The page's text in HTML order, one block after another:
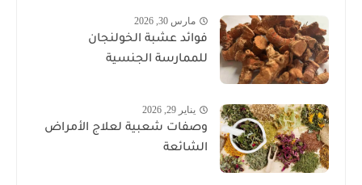
مارس 30, 2026
فوائد عشبة الخولنجان
للممارسة الجنسية
يناير 29, 2026
وصفات شعبية لعلاج الأمراض
الشائعة